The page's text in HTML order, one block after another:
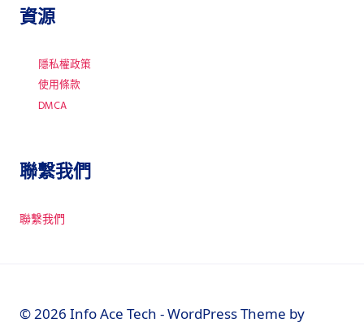
資源
隱私權政策
使用條款
DMCA
聯繫我們
聯繫我們
© 2026 Info Ace Tech - WordPress Theme by